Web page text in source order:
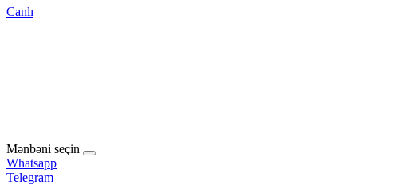
Canlı
Mənbəni seçin
Whatsapp
Telegram